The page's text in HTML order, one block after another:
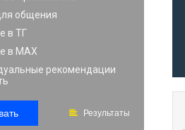
общения
в ТГ
в MAX
рекомендации
Результаты